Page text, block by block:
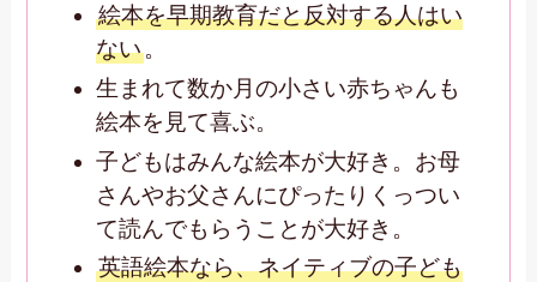
絵本を早期教育だと反対する人はい
ない。
生まれて数か月の小さい赤ちゃんも
絵本を見て喜ぶ。
子どもはみんな絵本が大好き。お母
さんやお父さんにぴったりくっつい
て読んでもらうことが大好き。
英語絵本なら、ネイティブの子ども